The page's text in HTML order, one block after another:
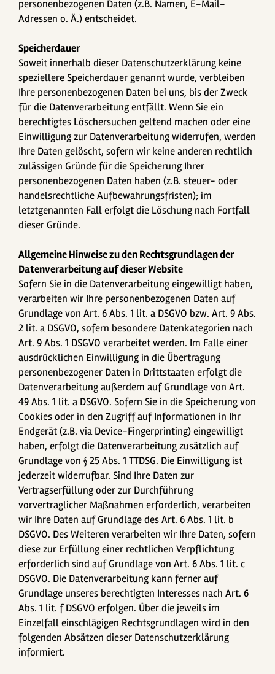
personenbezogenen Daten (z.B. Namen, E-Mail-
Adressen o. Ä.) entscheidet.
Speicherdauer
Soweit innerhalb dieser Datenschutzerklärung keine
speziellere Speicherdauer genannt wurde, verbleiben
Ihre personenbezogenen Daten bei uns, bis der Zweck
für die Datenverarbeitung entfällt. Wenn Sie ein
berechtigtes Löschersuchen geltend machen oder eine
Einwilligung zur Datenverarbeitung widerrufen, werden
Ihre Daten gelöscht, sofern wir keine anderen rechtlich
zulässigen Gründe für die Speicherung Ihrer
personenbezogenen Daten haben (z.B. steuer- oder
handelsrechtliche Aufbewahrungsfristen); im
letztgenannten Fall erfolgt die Löschung nach Fortfall
dieser Gründe.
Allgemeine Hinweise zu den Rechtsgrundlagen der
Datenverarbeitung auf dieser Website
Sofern Sie in die Datenverarbeitung eingewilligt haben,
verarbeiten wir Ihre personenbezogenen Daten auf
Grundlage von Art. 6 Abs. 1 lit. a DSGVO bzw. Art. 9 Abs.
2 lit. a DSGVO, sofern besondere Datenkategorien nach
Art. 9 Abs. 1 DSGVO verarbeitet werden. Im Falle einer
ausdrücklichen Einwilligung in die Übertragung
personenbezogener Daten in Drittstaaten erfolgt die
Datenverarbeitung außerdem auf Grundlage von Art.
49 Abs. 1 lit. a DSGVO. Sofern Sie in die Speicherung von
Cookies oder in den Zugriff auf Informationen in Ihr
Endgerät (z.B. via Device-Fingerprinting) eingewilligt
haben, erfolgt die Datenverarbeitung zusätzlich auf
Grundlage von § 25 Abs. 1 TTDSG. Die Einwilligung ist
jederzeit widerrufbar. Sind Ihre Daten zur
Vertragserfüllung oder zur Durchführung
vorvertraglicher Maßnahmen erforderlich, verarbeiten
wir Ihre Daten auf Grundlage des Art. 6 Abs. 1 lit. b
DSGVO. Des Weiteren verarbeiten wir Ihre Daten, sofern
diese zur Erfüllung einer rechtlichen Verpflichtung
erforderlich sind auf Grundlage von Art. 6 Abs. 1 lit. c
DSGVO. Die Datenverarbeitung kann ferner auf
Grundlage unseres berechtigten Interesses nach Art. 6
Abs. 1 lit. f DSGVO erfolgen. Über die jeweils im
Einzelfall einschlägigen Rechtsgrundlagen wird in den
folgenden Absätzen dieser Datenschutzerklärung
informiert.